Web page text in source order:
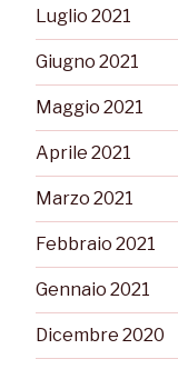
Luglio 2021
Giugno 2021
Maggio 2021
Aprile 2021
Marzo 2021
Febbraio 2021
Gennaio 2021
Dicembre 2020